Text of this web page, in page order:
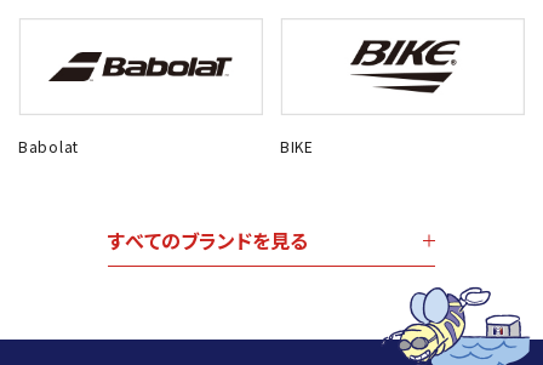
Babolat BIKE
すべてのブランドを見る